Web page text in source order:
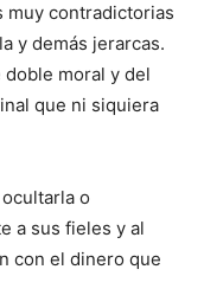
muy contradictorias
y demás jerarcas.
doble moral y del
que ni siquiera
o
a sus fieles y al
con el dinero que